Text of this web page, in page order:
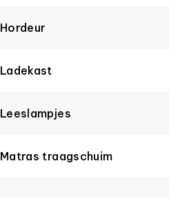
Hordeur
Ladekast
Leeslampjes
Matras traagschuim